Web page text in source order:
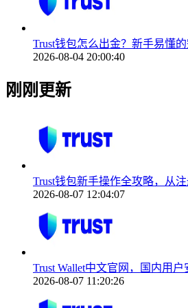
Trust钱包怎么出金？新手易懂
2026-08-04 20:00:40
刚刚更新
Trust钱包新手操作全攻略，从
2026-08-07 12:04:07
Trust Wallet中文官网，国内用
2026-08-07 11:20:26